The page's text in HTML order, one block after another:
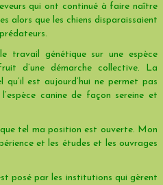
qui ont continué à faire naître
alors que les chiens disparaissaient
travail génétique sur une espèce
d’une démarche collective. La
est aujourd’hui ne permet pas
canine de façon sereine et
tel ma position est ouverte. Mon
et les études et les ouvrages
posé par les institutions qui gèrent